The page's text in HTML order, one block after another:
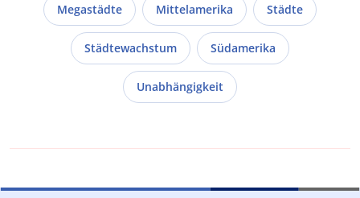
Megastädte Mittelamerika Städte
Städtewachstum Südamerika
Unabhängigkeit